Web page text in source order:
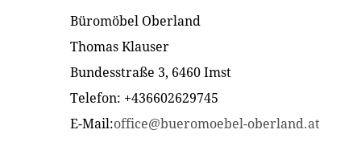
Büromöbel Oberland
Thomas Klauser
Bundesstraße 3, 6460 Imst
Telefon: +436602629745
E-Mail:office@bueromoebel-oberland.at